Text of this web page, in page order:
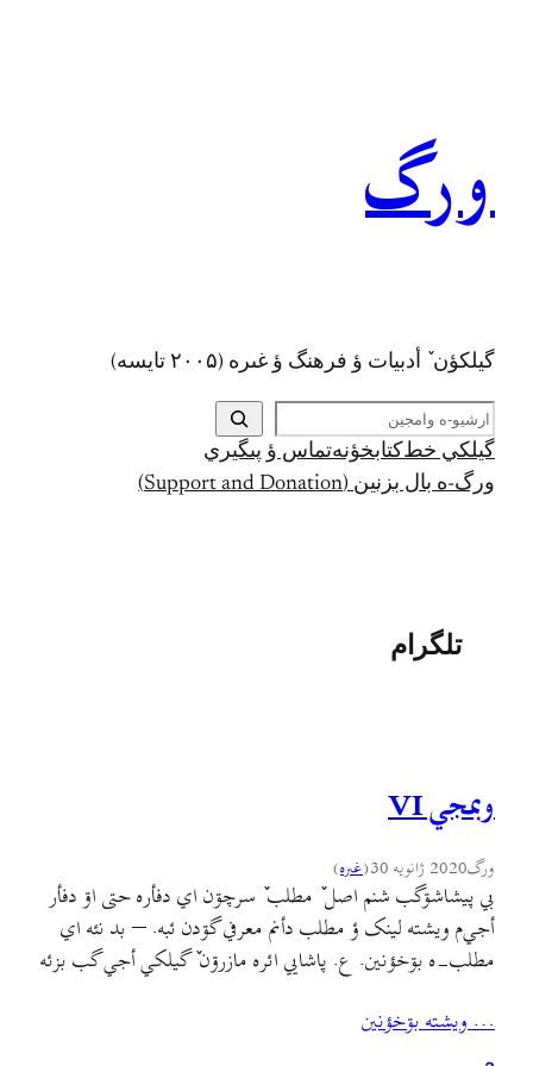
ورگ
گيلکؤن ٚ أدبیات ؤ فرهنگ ؤ غىره (۲۰۰۵ تايسه)
ج
س
ت
ج
گيلکي خط کتابخؤنهتماس ؤ پىگيري
ورگ-ه بال بزنين (Support and Donation)
تلگرام
وبمجي VI
ورگ2020 ژانویه 30 (غىره)
بي پیشاشۊگب شنم اصل ٚ مطلب ٚ سرچۊن اي دفأره حتی اۊ دفأر
أجي‌م ويشته لینک ؤ مطلب دأنم معرفي گۊدن ئبه. – بد نئه اي
مطلب-ه بۊخؤنين. ع. پاشایي ائره مازرۊن ٚ گیلکي أجي گب بزئه
دأنه: حکایت گاوزن گاو و…
… ويشته بۊخؤنين